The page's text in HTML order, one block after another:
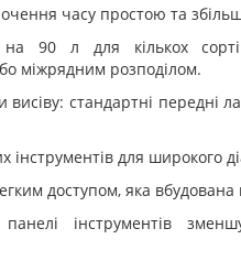
часу простою та
на 90 л для кількох
міжрядним розподілом.
висіву: стандартні передні
інструментів для широкого
доступом, яка вбудована
інструментів